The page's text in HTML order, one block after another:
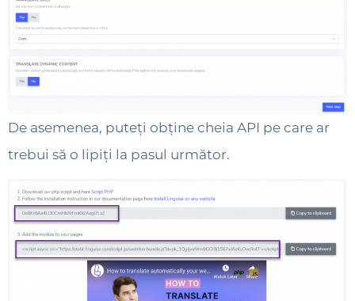
De asemenea, puteți obține cheia API pe care ar
trebui să o lipiți la pasul următor.